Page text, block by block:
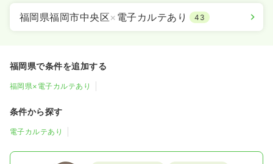
福岡県福岡市中央区× 電子カルテあり 43
福岡県で条件を追加する
福岡県×電子カルテあり
条件から探す
電子カルテあり